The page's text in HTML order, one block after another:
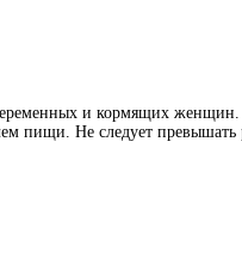
и кормящих
пищи. Не следует